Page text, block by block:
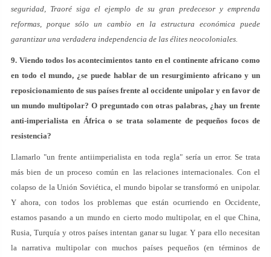
seguridad, Traoré siga el ejemplo de su gran predecesor y emprenda
reformas, porque sólo un cambio en la estructura económica puede
garantizar una verdadera independencia de las élites neocoloniales.
9. Viendo todos los acontecimientos tanto en el continente africano como
en todo el mundo, ¿se puede hablar de un resurgimiento africano y un
reposicionamiento de sus países frente al occidente unipolar y en favor de
un mundo multipolar? O preguntado con otras palabras, ¿hay un frente
anti-imperialista en África o se trata solamente de pequeños focos de
resistencia?
Llamarlo "un frente antiimperialista en toda regla" sería un error. Se trata
más bien de un proceso común en las relaciones internacionales. Con el
colapso de la Unión Soviética, el mundo bipolar se transformó en unipolar.
Y ahora, con todos los problemas que están ocurriendo en Occidente,
estamos pasando a un mundo en cierto modo multipolar, en el que China,
Rusia, Turquía y otros países intentan ganar su lugar. Y para ello necesitan
la narrativa multipolar con muchos países pequeños (en términos de